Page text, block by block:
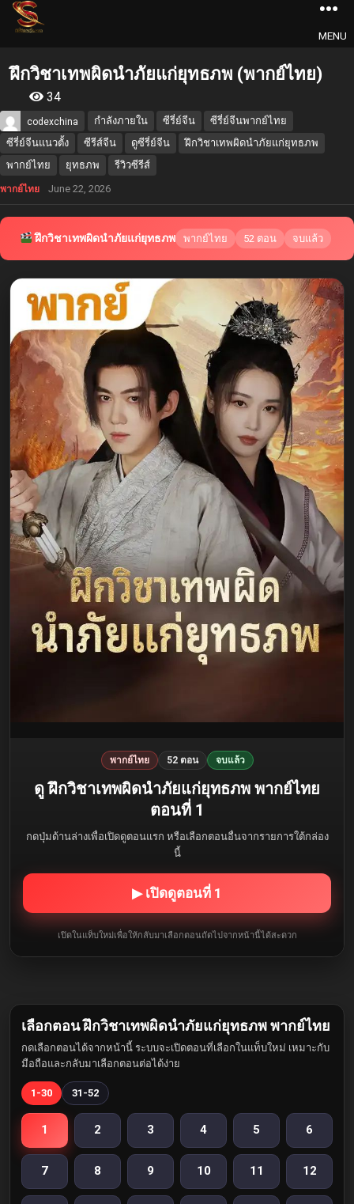
MENU
ฝึกวิชาเทพผิดนำภัยแก่ยุทธภพ (พากย์ไทย)
34
codexchina กำลังภายใน ซีรี่ย์จีน
ซีรี่ย์จีนพากย์ไทย
ซีรี่ย์จีนแนวตั้ง
ซีรีส์จีน ดูซีรี่ย์จีน
ฝึกวิชาเทพผิดนำภัยแก่ยุทธภพ
พากย์ไทย
ยุทธภพ รีวิวซีรีส์
พากย์ไทย June 22, 2026
ฝึกวิชาเทพผิดนำภัยแก่ยุทธภพ พากย์ไทย 52 ตอน จบแล้ว
พากย์ไทย 52 ตอน จบแล้ว
ดู ฝึกวิชาเทพผิดนำภัยแก่ยุทธภพ พากย์ไทย
ตอนที่ 1
กดปุ่มด้านล่างเพื่อเปิดดูตอนแรก หรือเลือกตอนอื่นจากรายการใต้กล่อง
นี้
▶ เปิดดูตอนที่ 1
เปิดในแท็บใหม่เพื่อให้กลับมาเลือกตอนถัดไปจากหน้านี้ได้สะดวก
เลือกตอน ฝึกวิชาเทพผิดนำภัยแก่ยุทธภพ พากย์ไทย
กดเลือกตอนได้จากหน้านี้ ระบบจะเปิดตอนที่เลือกในแท็บใหม่ เหมาะกับ
มือถือและกลับมาเลือกตอนต่อได้ง่าย
1-30 31-52
1 2 3 4 5 6
7 8 9 10 11 12